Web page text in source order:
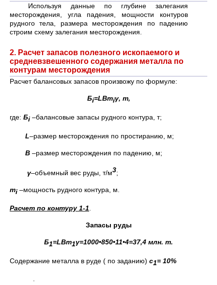
Используя данные по глубине залегания
месторождения, угла падения, мощности контуров
рудного тела, размера месторождения по падению
строим схему залегания месторождения.
2. Расчет запасов полезного ископаемого и
средневзвешенного содержания металла по
контурам месторождения
Расчет балансовых запасов произвожу по формуле:
Бi=LBmiγ, т,
где: Бi –балансовые запасы рудного контура, т;
L–размер месторождения по простиранию, м;
B –размер месторождения по падению, м;
γ–объемный вес руды, т/м3;
mi –мощность рудного контура, м.
Расчет по контуру 1-1.
Запасы руды
Б1=LBm1γ=1000•850•11•4=37,4 млн. т.
Содержание металла в руде ( по заданию) с1= 10%